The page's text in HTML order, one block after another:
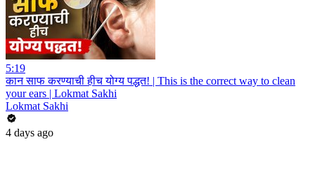
5:19
कान साफ करण्याची हीच योग्य पद्धत! | This is the correct way to clean
your ears | Lokmat Sakhi
Lokmat Sakhi
4 days ago